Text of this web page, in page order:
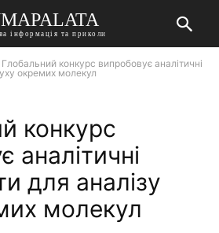
інформація та приколи
Глобальний конкурс випробовує аналітичні
окремих молекул
конкурс
аналітичні
для аналізу
молекул